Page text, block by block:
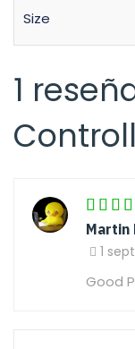
Size
1
Martin
1
Good